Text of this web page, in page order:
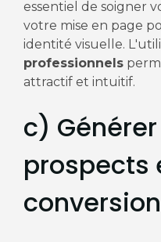
essentiel de soigner
votre mise en page
identité visuelle.
professionnels
attractif et intuitif.
c)
prospects
conversion